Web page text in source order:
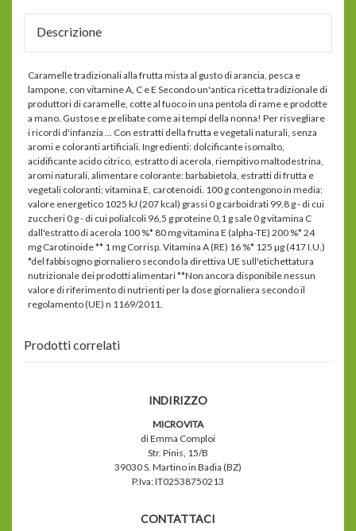
Descrizione
Caramelle tradizionali alla frutta mista al gusto di arancia, pesca e
lampone, con vitamine A, C e E Secondo un'antica ricetta tradizionale di
produttori di caramelle, cotte al fuoco in una pentola di rame e prodotte
a mano. Gustose e prelibate come ai tempi della nonna! Per risvegliare
i ricordi d'infanzia … Con estratti della frutta e vegetali naturali, senza
aromi e coloranti artificiali. Ingredienti: dolcificante isomalto,
acidificante acido citrico, estratto di acerola, riempitivo maltodestrina,
aromi naturali, alimentare colorante: barbabietola, estratti di frutta e
vegetali coloranti; vitamina E, carotenoidi. 100 g contengono in media:
valore energetico 1025 kJ (207 kcal) grassi 0 g carboidrati 99,8 g - di cui
zuccheri 0 g - di cui polialcoli 96,5 g proteine 0,1 g sale 0 g vitamina C
dall'estratto di acerola 100 %* 80 mg vitamina E (alpha-TE) 200 %* 24
mg Carotinoide ** 1 mg Corrisp. Vitamina A (RE) 16 %* 125 µg (417 I.U.)
*del fabbisogno giornaliero secondo la direttiva UE sull'etichettatura
nutrizionale dei prodotti alimentari **Non ancora disponibile nessun
valore di riferimento di nutrienti per la dose giornaliera secondo il
regolamento (UE) n 1169/2011.
Prodotti correlati
INDIRIZZO
MICROVITA
di Emma Comploi
Str. Pinis, 15/B
39030 S. Martino in Badia (BZ)
P.Iva: IT02538750213
CONTATTACI